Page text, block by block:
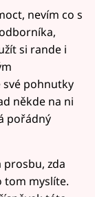
nevím co s
si rande i
své pohnutky
někde na ni
pořádný
prosbu, zda
tom myslíte.